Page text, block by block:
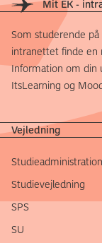
Mit EK -
Som studerende
intranettet finde en
Information om din
ItsLearning og
Vejledning
Studieadministration
Studievejledning
SPS
SU